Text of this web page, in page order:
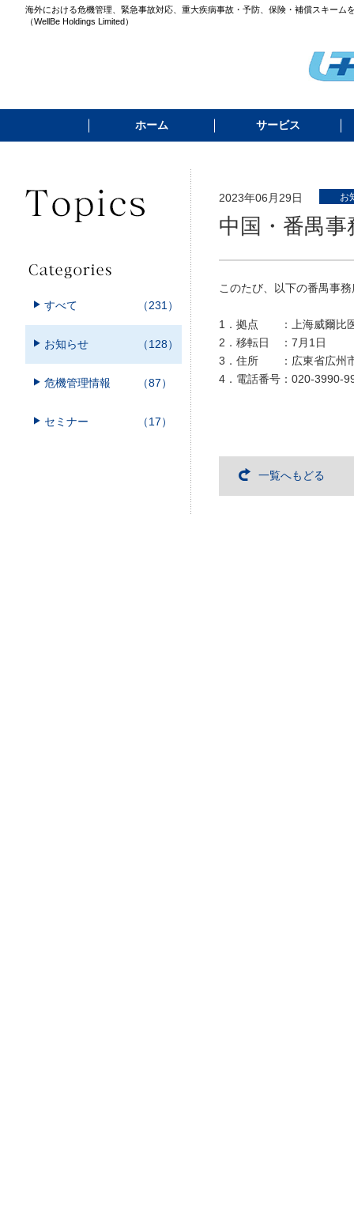
海外における危機管理、緊急事故対応、重大疾病事故・予防、保険・補償スキーム
（WellBe Holdings Limited）
ホーム サービス
すべて （231）
お知らせ （128）
危機管理情報 （87）
セミナー （17）
2023年06月29日 お
中国・番禺
このたび、以下の番禺事
1．拠点 ：上海威爾比医
2．移転日 ：7月1日
3．住所 ：広東省広州市
4．電話番号： 020-3990-
一覧へもどる